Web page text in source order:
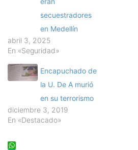
secuestradores
en Medellín
abril 3, 2025
En «Seguridad»
Encapuchado de
la U. De A murió
en su terrorismo
diciembre 3, 2019
En «Destacado»